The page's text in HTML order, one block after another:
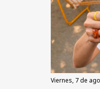
viernes, 7 de